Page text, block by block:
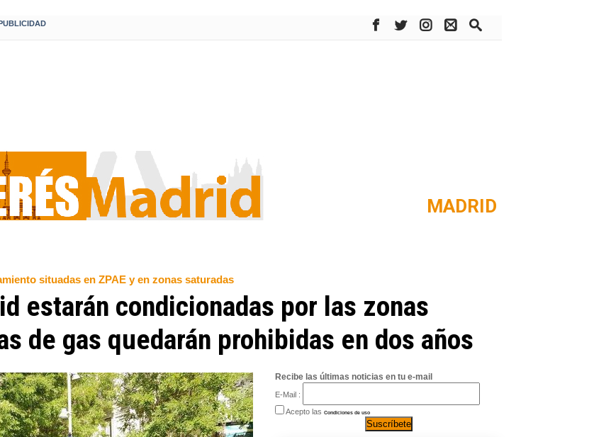
MADRID
situadas en ZPAE y en zonas saturadas
estarán condicionadas por las zonas
de gas quedarán prohibidas en dos años
Recibe las últimas noticias en tu e-mail
E-Mail :
Acepto las Condiciones de uso